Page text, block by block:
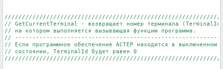
// GetCurrentTerminal - возвращает номер терминала
// на котором выполняется вызывающая функцию программа.
//
// Если программное обеспечение АСТЕР находится в выключенном
// состоянии, TerminalId будет равен 0